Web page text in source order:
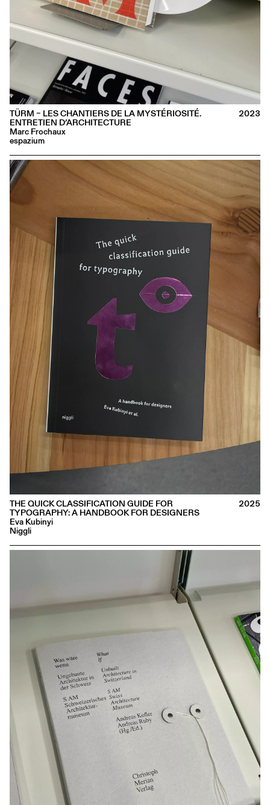
TÜRM – LES CHANTIERS DE LA MYSTÉRIO­SITÉ.
ENTRETIEN D’ARCHITECTURE
Marc Frochaux
espazium
2023
THE QUICK CLASSIFICATION GUIDE FOR
TYPOGRAPHY: A HANDBOOK FOR DESIGNERS
Eva Kubinyi
Niggli
2025